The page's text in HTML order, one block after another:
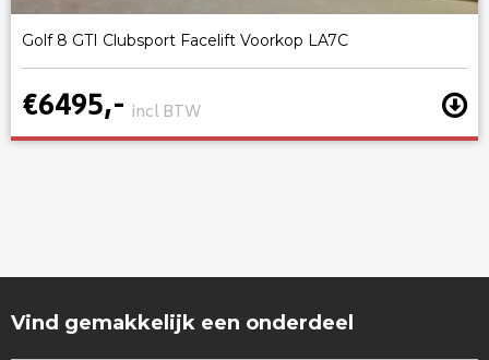
Golf 8 GTI Clubsport Facelift Voorkop LA7C
€6495,- incl BTW
Vind gemakkelijk een onderdeel